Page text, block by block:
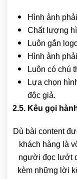
Hình ảnh
Chất lượng
Luôn gắn
Hình ảnh
Luôn có chú
Lựa chọn
độc giả.
2.5. Kêu gọi
Dù bài content
khách hàng là
người đọc lướt
kèm những lời